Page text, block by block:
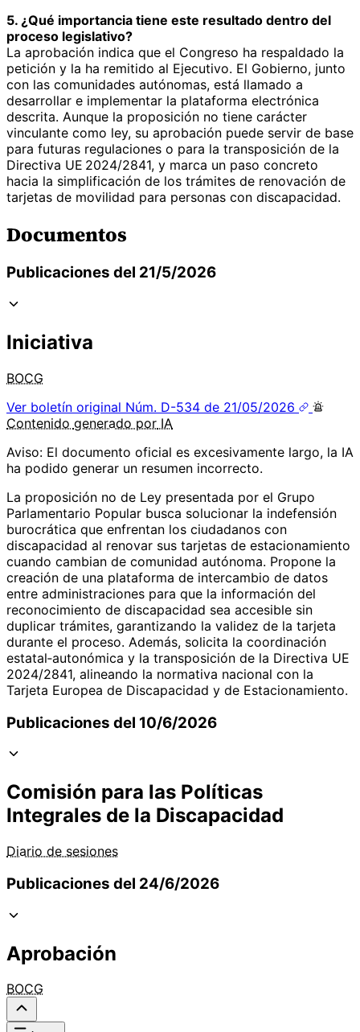
5. ¿Qué importancia tiene este resultado dentro del
proceso legislativo?
La aprobación indica que el Congreso ha respaldado la
petición y la ha remitido al Ejecutivo. El Gobierno, junto
con las comunidades autónomas, está llamado a
desarrollar e implementar la plataforma electrónica
descrita. Aunque la proposición no tiene carácter
vinculante como ley, su aprobación puede servir de base
para futuras regulaciones o para la transposición de la
Directiva UE 2024/2841, y marca un paso concreto
hacia la simplificación de los trámites de renovación de
tarjetas de movilidad para personas con discapacidad.
Documentos
Publicaciones del 21/5/2026
Iniciativa
BOCG
Ver boletín original Núm. D-534 de 21/05/2026
Contenido generado por IA
Aviso: El documento oficial es excesivamente largo, la IA
ha podido generar un resumen incorrecto.
La proposición no de Ley presentada por el Grupo
Parlamentario Popular busca solucionar la indefensión
burocrática que enfrentan los ciudadanos con
discapacidad al renovar sus tarjetas de estacionamiento
cuando cambian de comunidad autónoma. Propone la
creación de una plataforma de intercambio de datos
entre administraciones para que la información del
reconocimiento de discapacidad sea accesible sin
duplicar trámites, garantizando la validez de la tarjeta
durante el proceso. Además, solicita la coordinación
estatal‑autonómica y la transposición de la Directiva UE
2024/2841, alineando la normativa nacional con la
Tarjeta Europea de Discapacidad y de Estacionamiento.
Publicaciones del 10/6/2026
Comisión para las Políticas
Integrales de la Discapacidad
Diario de sesiones
Publicaciones del 24/6/2026
Aprobación
BOCG